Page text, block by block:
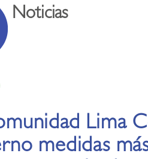
Noticias
Lima
medidas